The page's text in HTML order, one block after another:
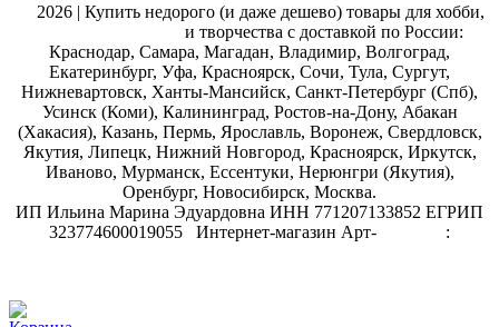
2026 | Купить недорого (и даже дешево) товары для хобби,
и творчества с доставкой по России:
Краснодар, Самара, Магадан, Владимир, Волгоград,
Екатеринбург, Уфа, Красноярск, Сочи, Тула, Сургут,
Нижневартовск, Ханты-Мансийск, Санкт-Петербург (Спб),
Усинск (Коми), Калининград, Ростов-на-Дону, Абакан
(Хакасия), Казань, Пермь, Ярославль, Воронеж, Свердловск,
Якутия, Липецк, Нижний Новгород, Красноярск, Иркутск,
Иваново, Мурманск, Ессентуки, Нерюнгри (Якутия),
Оренбург, Новосибирск, Москва.
ИП Ильина Марина Эдуардовна ИНН 771207133852 ЕГРИП
323774600019055
Интернет-магазин Арт-
: